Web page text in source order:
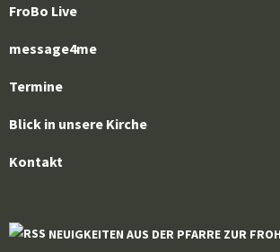
FroBo Live
message4me
Termine
Blick in unsere Kirche
Kontakt
NEUIGKEITEN AUS DER PFARRE ZUR